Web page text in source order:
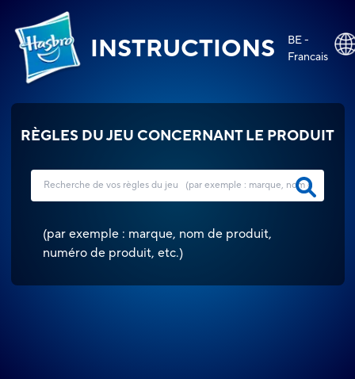
INSTRUCTIONS
BE -
Francais
RÈGLES DU JEU CONCERNANT LE PRODUIT
(par exemple : marque, nom de produit,
numéro de produit, etc.)